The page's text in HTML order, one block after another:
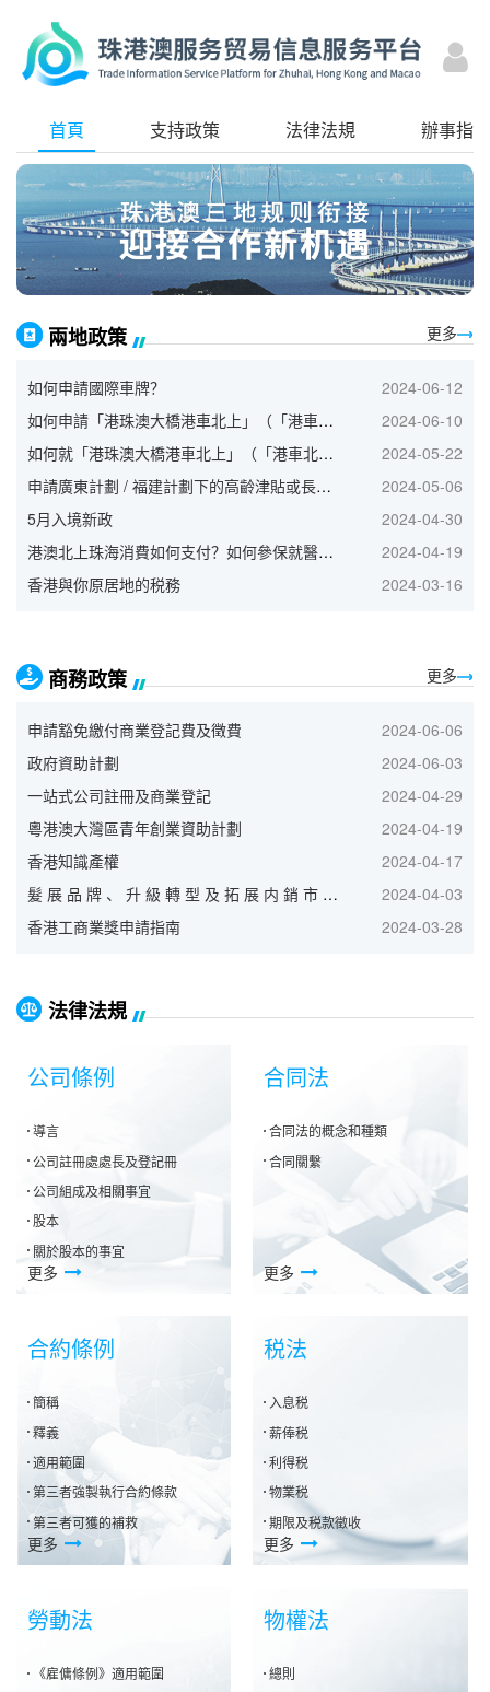
首頁 支持政策 法律法規 辦事指南
兩地政策 更多
如何申請國際車牌？
2024-06-12
如何申請「港珠澳大橋港車北上」（「港車北上」）？
2024-06-10
如何就「港珠澳大橋港車北上」（「港車北上」）申請續期？
2024-05-22
申請廣東計劃 / 福建計劃下的高齡津貼或長者生活津貼
2024-05-06
5月入境新政
2024-04-30
港澳北上珠海消費如何支付？如何參保就醫？這份指南幫到你！
2024-04-19
香港與你原居地的税務
2024-03-16
商務政策 更多
申請豁免繳付商業登記費及徵費
2024-06-06
政府資助計劃
2024-06-03
一站式公司註冊及商業登記
2024-04-29
粵港澳大灣區青年創業資助計劃
2024-04-19
香港知識產權
2024-04-17
髮 展 品 牌 、 升 級 轉 型 及 拓 展 内 銷 市 場 的 專 項 基 金
2024-04-03
香港工商業獎申請指南
2024-03-28
法律法規
公司條例
導言
公司註冊處處長及登記冊
公司組成及相關事宜
股本
關於股本的事宜
更多
合同法
合同法的概念和種類
合同關繫
更多
合約條例
簡稱
釋義
適用範圍
第三者強製執行合約條款
第三者可獲的補救
更多
税法
入息税
薪俸税
利得税
物業税
期限及税款徵收
更多
勞動法
《雇傭條例》適用範圍
物權法
總則